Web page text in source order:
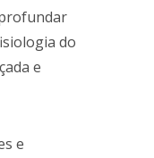
do
e
e